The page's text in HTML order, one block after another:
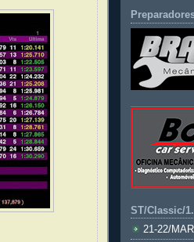
ST/Classic/
21-22/